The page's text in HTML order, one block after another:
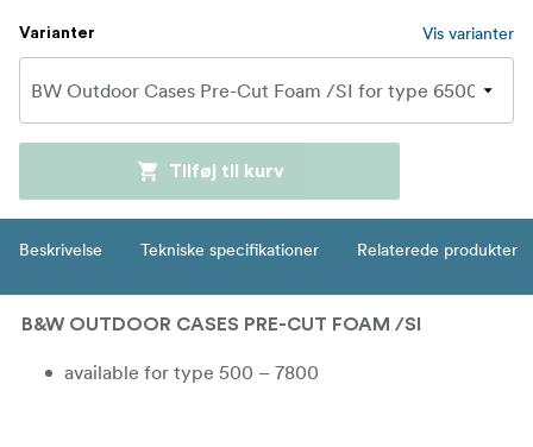
Varianter Vis varianter
Tilføj til kurv
Beskrivelse Tekniske specifikationer Relaterede produkter
B&W OUTDOOR CASES PRE-CUT FOAM /SI
available for type 500 – 7800